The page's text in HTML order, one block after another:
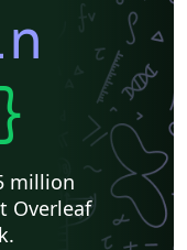
million
Overleaf